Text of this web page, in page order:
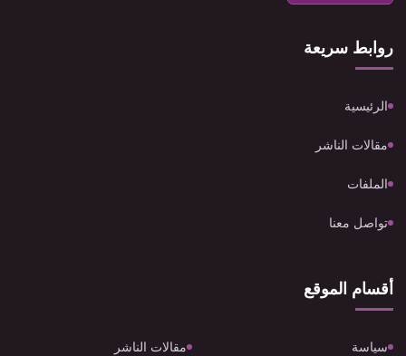
روابط سريعة
الرئيسية
مقالات الناشر
الملفات
تواصل معنا
أقسام الموقع
سياسة مقالات الناشر